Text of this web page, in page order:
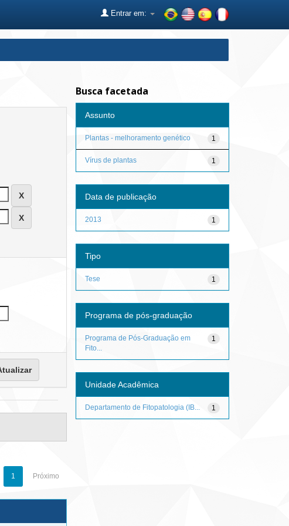
Entrar em:
1 Próximo
Busca facetada
Assunto
1
Plantas - melhoramento genético
1
Vírus de plantas
Data de publicação
1
2013
Tipo
1
Tese
Programa de pós-graduação
1
Programa de Pós-Graduação em
Fito...
Unidade Acadêmica
1
Departamento de Fitopatologia (IB...